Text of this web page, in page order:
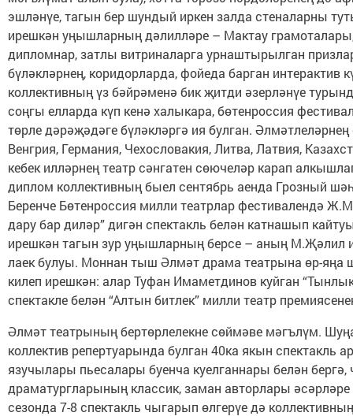
эшләнүе, тагын бер шундый иркен залда стеналарны
ирешкән уңышларның дәлилләре – Мактау
дипломнар, затлы витриналарга урнаштырылган
бүләкләрнең, коридорларда, фойеда барган интерактив
коллективның үз бәйрәменә бик җитди әзерләнүе
соңгы елларда күп кенә халыкара, бөтенроссия
төрле дәрәҗәдәге бүләкләргә ия булган. Әлмәтлеләрнең
Венгрия, Германия, Чехословакия, Литва, Латвия,
кебек илләрнең театр сәнгатен сөючеләр карап
диплом коллективның быел сентябрь аенда Грозный
Беренче Бөтенроссия милли театрлар фестивалендә
дару бар диләр” дигән спектакль белән катнашып
ирешкән тагын зур уңышларның берсе – аның М.Җәлил
лаек булуы. Моннан тыш Әлмәт драма театрына өр-яңа
килеп ирешкән: алар Туфан Имаметдинов куйган
спектакле белән “Алтын битлек” милли театр
Әлмәт театрының бертөрлелекне сөймәве мәгълүм.
коллектив репертуарында булган 40ка якын спектакль
язучылары пьесалары буенча куелганнары белән бергә,
драматургларының классик, заман авторлары
сезонда 7-8 спектакль чыгарып өлгерүе дә